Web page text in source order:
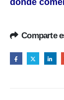
Comparte